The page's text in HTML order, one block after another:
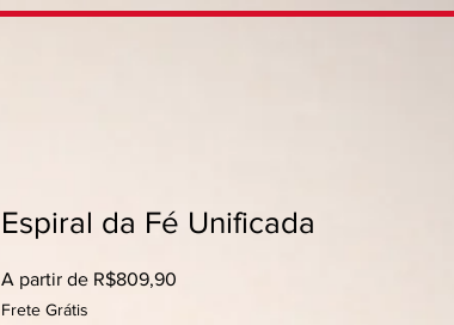
Espiral da Fé Unificada
A partir de R$809,90
Frete Grátis